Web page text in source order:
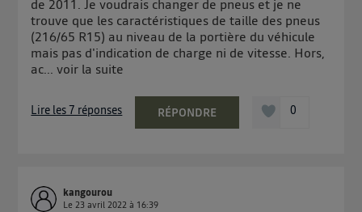
de 2011. Je voudrais changer de pneus et je ne
trouve que les caractéristiques de taille des pneus
(216/65 R15) au niveau de la portière du véhicule
mais pas d'indication de charge ni de vitesse. Hors,
ac...voir la suite
Lire les 7 réponses RÉPONDRE 0
kangourou
Le23 avril 2022 à 16:39